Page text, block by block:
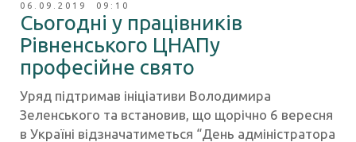
06.09.2019 09:10
Сьогодні у працівників
Рівненського ЦНАПу
професійне свято
Уряд підтримав ініціативи Володимира
Зеленського та встановив, що щорічно 6 вересня
в Україні відзначатиметься “День адміністратора